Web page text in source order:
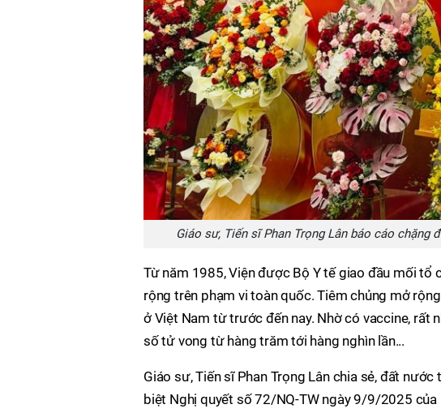
Giáo sư, Tiến sĩ Phan Trọng Lân báo cáo chặng
Từ năm 1985, Viện được Bộ Y tế giao đầu mối
rộng trên phạm vi toàn quốc. Tiêm chủng mở
ở Việt Nam từ trước đến nay. Nhờ có vaccine, rất
số tử vong từ hàng trăm tới hàng nghìn lần...
Giáo sư, Tiến sĩ Phan Trọng Lân chia sẻ, đất
biệt Nghị quyết số 72/NQ-TW ngày 9/9/2025